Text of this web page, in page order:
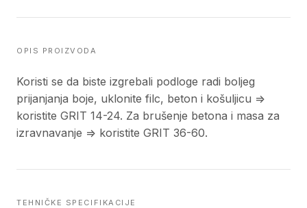
OPIS PROIZVODA
Koristi se da biste izgrebali podloge radi boljeg
prijanjanja boje, uklonite filc, beton i košuljicu =>
koristite GRIT 14-24. Za brušenje betona i masa za
izravnavanje => koristite GRIT 36-60.
TEHNIČKE SPECIFIKACIJE